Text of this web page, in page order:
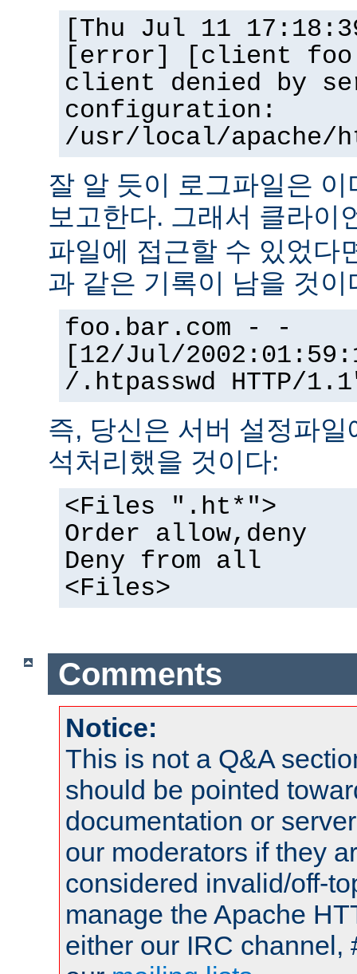
[Thu Jul 11
[error] [client
client denied by
configuration:
/usr/local/apache/
잘 알 듯이 로그파일은
보고한다. 그래서 클라이
파일에 접근할 수 있었다
과 같은 기록이 남을 것이
foo.bar.com - -
[12/Jul/
/.htpasswd HTTP/
즉, 당신은 서버 설정파
석처리했을 것이다:
<Files ".ht*">
Order allow,deny
Deny from all
<Files>
Comments
Notice:
This is not a Q&A
should be pointed
documentation or
our moderators if they
considered invalid/off-
manage the Apache
either our IRC channel,